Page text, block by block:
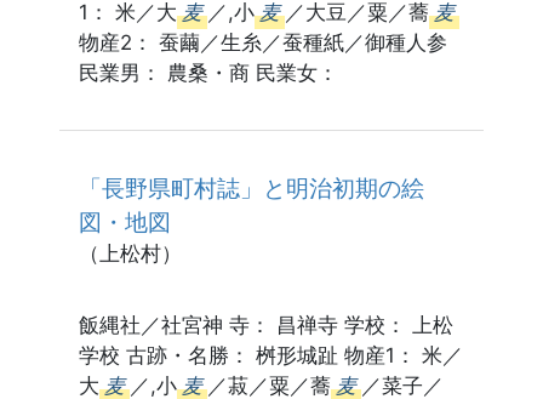
1： 米／大 麦 ／,小 麦 ／大豆／粟／蕎 麦
物産2： 蚕繭／生糸／蚕種紙／御種人参
民業男： 農桑・商 民業女：
「長野県町村誌」と明治初期の絵
図・地図
（上松村）
飯縄社／社宮神 寺： 昌禅寺 学校： 上松
学校 古跡・名勝： 桝形城趾 物産1： 米／
大 麦 ／,小 麦 ／菽／粟／蕎 麦 ／菜子／